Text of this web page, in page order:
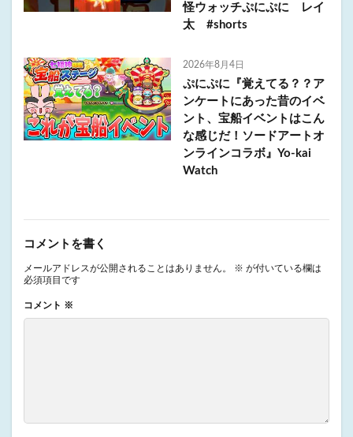
怪ウォッチぷにぷに レイ
太 #shorts
2026年8月4日
ぷにぷに『覚えてる？？ア
ンケートにあった昔のイベ
ント、宝船イベントはこん
な感じだ！ソードアートオ
ンラインコラボ』Yo-kai
Watch
コメントを書く
メールアドレスが公開されることはありません。 ※ が付いている欄は
必須項目です
コメント ※